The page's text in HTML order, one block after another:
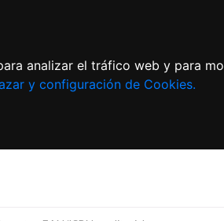
analizar el tráfico web y para
y configuración de Cookies.